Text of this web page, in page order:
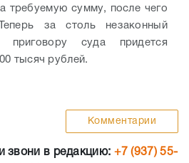
требуемую сумму, после чего
за столь незаконный
суда придется
тысяч рублей.
Комментарии
звони в редакцию: +7 (937) 55-